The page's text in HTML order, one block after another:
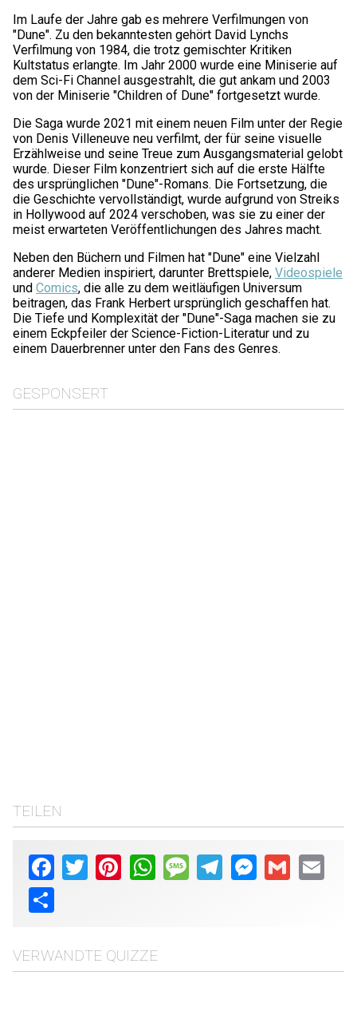
Im Laufe der Jahre gab es mehrere Verfilmungen von
"Dune". Zu den bekanntesten gehört David Lynchs
Verfilmung von 1984, die trotz gemischter Kritiken
Kultstatus erlangte. Im Jahr 2000 wurde eine Miniserie auf
dem Sci-Fi Channel ausgestrahlt, die gut ankam und 2003
von der Miniserie "Children of Dune" fortgesetzt wurde.
Die Saga wurde 2021 mit einem neuen Film unter der Regie
von Denis Villeneuve neu verfilmt, der für seine visuelle
Erzählweise und seine Treue zum Ausgangsmaterial gelobt
wurde. Dieser Film konzentriert sich auf die erste Hälfte
des ursprünglichen "Dune"-Romans. Die Fortsetzung, die
die Geschichte vervollständigt, wurde aufgrund von Streiks
in Hollywood auf 2024 verschoben, was sie zu einer der
meist erwarteten Veröffentlichungen des Jahres macht.
Neben den Büchern und Filmen hat "Dune" eine Vielzahl
anderer Medien inspiriert, darunter Brettspiele, Videospiele
und Comics, die alle zu dem weitläufigen Universum
beitragen, das Frank Herbert ursprünglich geschaffen hat.
Die Tiefe und Komplexität der "Dune"-Saga machen sie zu
einem Eckpfeiler der Science-Fiction-Literatur und zu
einem Dauerbrenner unter den Fans des Genres.
GESPONSERT
TEILEN
Facebook
Twitter PinterestWhatsAppMessageTelegramMessenger
Gmail Email
Share
VERWANDTE QUIZZE